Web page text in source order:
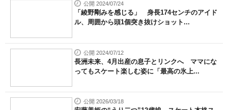
公開 2024/07/24
「綾野剛みを感じる」 身長174センチのアイド
ル、周囲から頭1個突き抜けショット...
公開 2024/07/12
長洲未来、4月出産の息子とリンクへ ママにな
ってもスケート楽しむ姿に「最高の氷上...
公開 2026/03/18